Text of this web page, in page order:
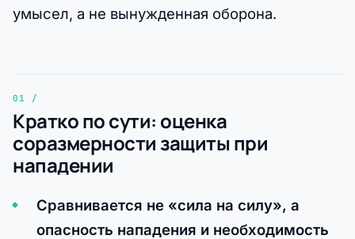
умысел, а не вынужденная оборона.
Кратко по сути: оценка
соразмерности защиты при
нападении
Сравнивается не «сила на силу», а
опасность нападения и необходимость